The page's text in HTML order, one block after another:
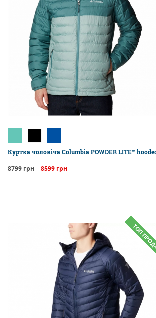
Куртка чоловіча Columbia POWDER LITE™
8799 грн 8599 грн
ТОП